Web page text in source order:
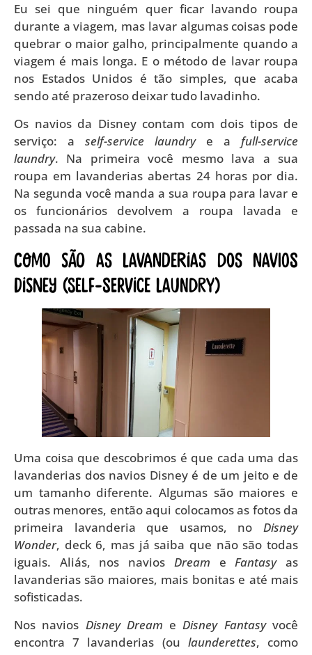
Eu sei que ninguém quer ficar lavando roupa
durante a viagem, mas lavar algumas coisas pode
quebrar o maior galho, principalmente quando a
viagem é mais longa. E o método de lavar roupa
nos Estados Unidos é tão simples, que acaba
sendo até prazeroso deixar tudo lavadinho.
Os navios da Disney contam com dois tipos de
serviço: a self-service laundrye a full-service
laundry. Na primeira você mesmo lava a sua
roupa em lavanderias abertas 24 horas por dia.
Na segunda você manda a sua roupa para lavar e
os funcionários devolvem a roupa lavada e
passada na sua cabine.
Como são as lavanderias dos navios
Disney (self-service laundry)
Uma coisa que descobrimos é que cada uma das
lavanderias dos navios Disney é de um jeito e de
um tamanho diferente. Algumas são maiores e
outras menores, então aqui colocamos as fotos da
primeira lavanderia que usamos, no Disney
Wonder, deck 6, mas já saiba que não são todas
iguais. Aliás, nos navios Dream eFantasyas
lavanderias são maiores, mais bonitas e até mais
sofisticadas.
Nos navios Disney Dream eDisney Fantasyvocê
encontra 7 lavanderias (ou launderettes, como